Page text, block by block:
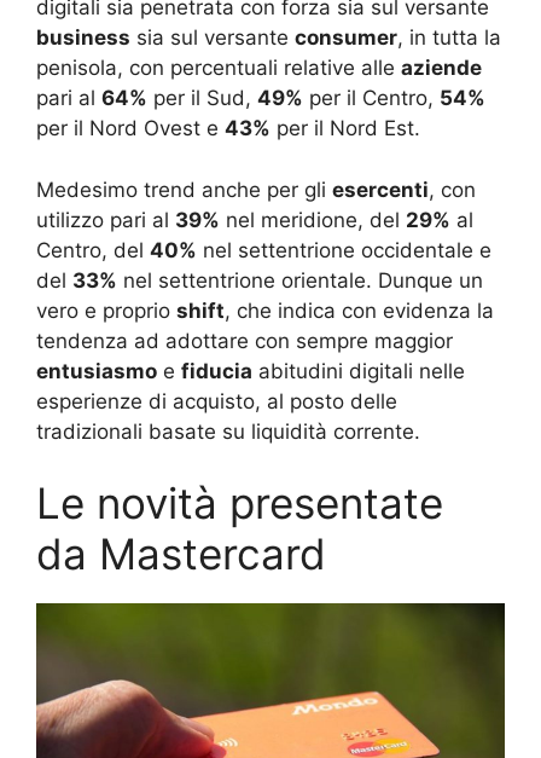
digitali sia penetrata con forza sia sul versante
business sia sul versante consumer, in tutta la
penisola, con percentuali relative alle aziende
pari al 64% per il Sud, 49% per il Centro, 54%
per il Nord Ovest e 43% per il Nord Est.
Medesimo trend anche per gli esercenti, con
utilizzo pari al 39% nel meridione, del 29% al
Centro, del 40% nel settentrione occidentale e
del 33% nel settentrione orientale. Dunque un
vero e proprio shift, che indica con evidenza la
tendenza ad adottare con sempre maggior
entusiasmo e fiducia abitudini digitali nelle
esperienze di acquisto, al posto delle
tradizionali basate su liquidità corrente.
Le novità presentate
da Mastercard